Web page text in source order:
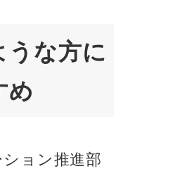
うな方に
め
ション推進部